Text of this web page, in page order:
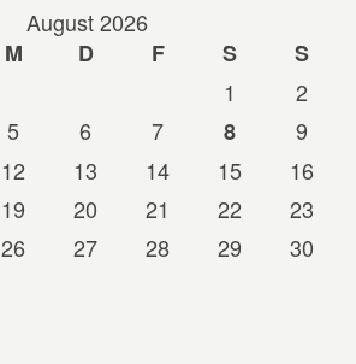
August 2026
M D F S
S
1
2
5 6 7 8
9
12 13 14 15
16
19 20 21 22
23
26 27 28 29
30